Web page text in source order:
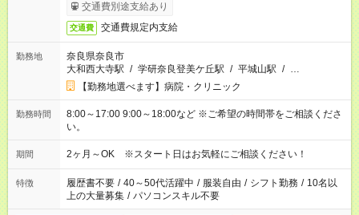
交通費別途支給あり
交通費 交通費規定内支給
勤務地
奈良県奈良市
大和西大寺駅 / 学研奈良登美ケ丘駅 / 平城山駅 / …
【勤務地選べます】病院・クリニック
勤務時間
8:00～17:00 9:00～18:00など ※ご希望の時間帯をご相談くださ
い。
期間 2ヶ月～OK ※スタート日はお気軽にご相談ください！
特徴 履歴書不要 / 40～50代活躍中 / 服装自由 / シフト勤務 / 10名以
上の大量募集 / パソコンスキル不要